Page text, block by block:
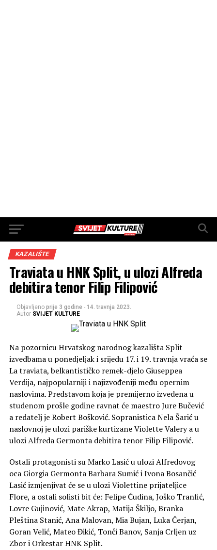
KAZALIŠTE
Traviata u HNK Split, u ulozi Alfreda
debitira tenor Filip Filipović
Objavljeno prije 3 godine - 14. travnja 2023.
Autor SVIJET KULTURE
Na pozornicu Hrvatskog narodnog kazališta Split
izvedbama u ponedjeljak i srijedu 17. i 19. travnja vraća se
La traviata, belkantističko remek-djelo Giuseppea
Verdija, najpopularniji i najizvođeniji među opernim
naslovima. Predstavom koja je premijerno izvedena u
studenom prošle godine ravnat će maestro Jure Bučević
a redatelj je Robert Bošković. Sopranistica Nela Šarić u
naslovnoj je ulozi pariške kurtizane Violette Valery a u
ulozi Alfreda Germonta debitira tenor Filip Filipović.
Ostali protagonisti su Marko Lasić u ulozi Alfredovog
oca Giorgia Germonta Barbara Sumić i Ivona Bosančić
Lasić izmjenjivat će se u ulozi Violettine prijateljice
Flore, a ostali solisti bit će: Felipe Čudina, Joško Tranfić,
Lovre Gujinović, Mate Akrap, Matija Škiljo, Branka
Pleština Stanić, Ana Malovan, Mia Bujan, Luka Čerjan,
Goran Velić, Mateo Đikić, Tonči Banov, Sanja Crljen uz
Zbor i Orkestar HNK Split.